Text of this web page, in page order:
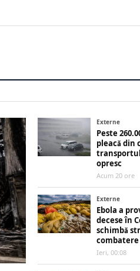
Externe
Peste
pleacă din
opresc
Acum 20 ore
Externe
Ebola a
decese în
schimbă
Ieri, 00:08